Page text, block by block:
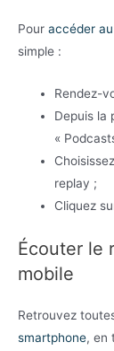
Pour accéder
simple :
Rendez-
Depuis la
«
replay ;
Cliquez
Écouter le
mobile
Retrouvez
smartphone, en